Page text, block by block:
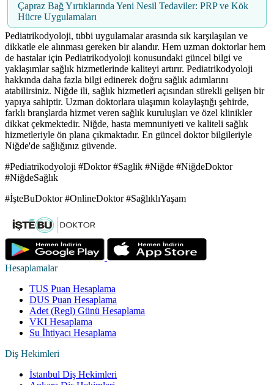
Çapraz Bağ Yırtıklarında Yeni Nesil Tedaviler: PRP ve Kök
Hücre Uygulamaları
Pediatrikodyoloji, tıbbi uygulamalar arasında sık karşılaşılan ve
dikkatle ele alınması gereken bir alandır. Hem uzman doktorlar hem
de hastalar için Pediatrikodyoloji konusundaki güncel bilgi ve
yaklaşımlar sağlık hizmetlerinde kaliteyi artırır. Pediatrikodyoloji
hakkında daha fazla bilgi edinerek doğru sağlık adımlarını
atabilirsiniz. Niğde ili, sağlık hizmetleri açısından sürekli gelişen bir
yapıya sahiptir. Uzman doktorlara ulaşımın kolaylaştığı şehirde,
farklı branşlarda hizmet veren sağlık kuruluşları ve özel klinikler
dikkat çekmektedir. Niğde, hasta memnuniyeti ve kaliteli sağlık
hizmetleriyle ön plana çıkmaktadır. En güncel doktor bilgileriyle
Niğde'de sağlığınız güvende.
#Pediatrikodyoloji #Doktor #Saglik #Niğde #NiğdeDoktor
#NiğdeSağlık
#İşteBuDoktor #OnlineDoktor #SağlıklıYaşam
Hesaplamalar
TUS Puan Hesaplama
DUS Puan Hesaplama
Adet (Regl) Günü Hesaplama
VKI Hesaplama
Su İhtiyacı Hesaplama
Diş Hekimleri
İstanbul Diş Hekimleri